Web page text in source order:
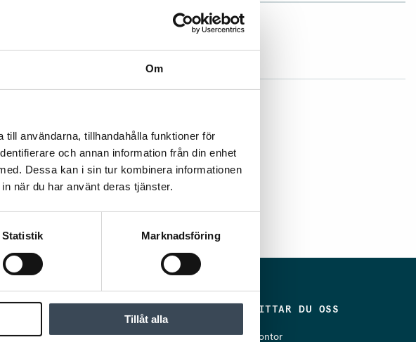
Om
användarna, tillhandahålla funktioner för
och annan information från din enhet
Dessa kan i sin tur kombinera informationen
när du har använt deras tjänster.
Statistik Marknadsföring
Tillåt alla
Produktblad
Om oss
HÄR HITTAR DU OSS
Huvudkontor